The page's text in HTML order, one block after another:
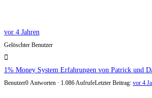
vor 4 Jahren
Gelöschter Benutzer
1% Money System Erfahrungen von Patrick und
Benutzer0 Antworten · 1.086 AufrufeLetzter Beitrag: vor 4